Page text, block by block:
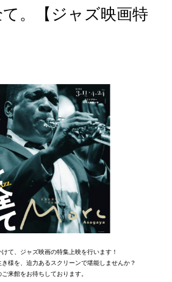
。【ジャズ映画特
て、ジャズ映画の特集上映を行います！
様を、迫力あるスクリーンで堪能しませんか？
ご来館をお待ちしております。